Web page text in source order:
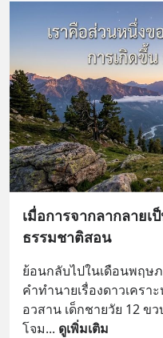
เมื่อการจากลากลายเ
ธรรมชาติสอน
ย้อนกลับไปในเดือนพฤษ
คำทำนายเรื่องดาวเครา
อวสาน เด็กชายวัย 12 ข
โจม... ดูเพิ่มเติม